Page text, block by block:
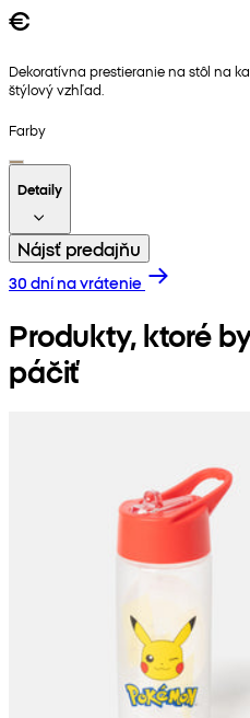
€
Dekoratívna prestieranie na stôl na
štýlový vzhľad.
Farby
Detaily
Nájsť predajňu
30 dní na vrátenie
Produkty, ktoré
páčiť